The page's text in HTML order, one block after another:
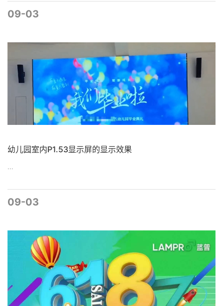
09-03
幼儿园室内P1.53显示屏的显示效果
...
09-03